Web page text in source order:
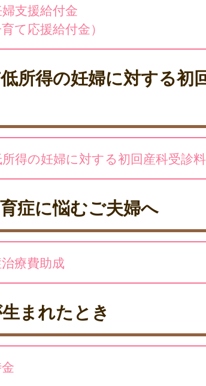
支援給付金
て応援給付金）
所得の妊婦に対する初
得の妊婦に対する初回産科受診
症に悩むご夫婦へ
療費助成
まれたとき